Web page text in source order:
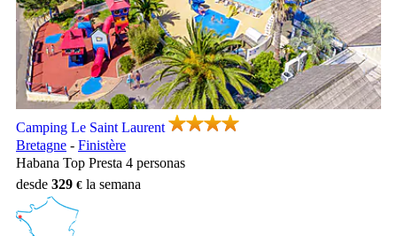
Camping Le Saint Laurent, Camping Bretagne
Camping Le Saint Laurent
Bretagne - Finistère
Habana Top Presta 4 personas
desde 329 la semana